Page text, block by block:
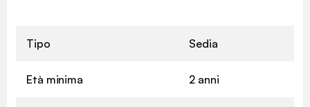
Tipo Sedia
Età minima 2 anni